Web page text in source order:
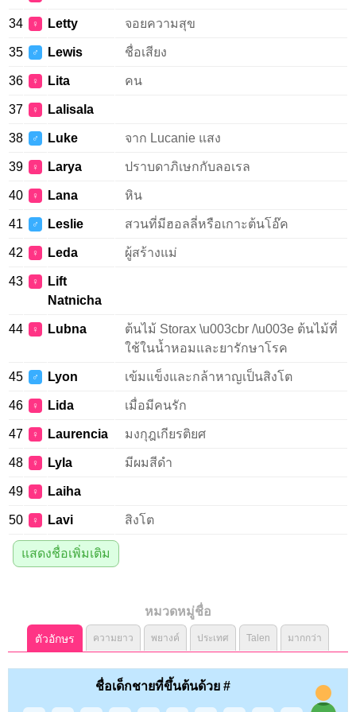
34 ♀ Letty จอยความสุข
35 ♂ Lewis ชื่อเสียง
36 ♀ Lita คน
37 ♀ Lalisala
38 ♂ Luke จาก Lucanie แสง
39 ♀ Larya ปราบดาภิเษกกับลอเรล
40 ♀ Lana หิน
41 ♂ Leslie สวนที่มีฮอลลี่หรือเกาะต้นโอ๊ค
42 ♀ Leda ผู้สร้างแม่
43 ♀
Lift
Natnicha
44 ♀ Lubna
ต้นไม้ Storax \u003cbr /\u003e ต้นไม้ที่
ใช้ในน้ำหอมและยารักษาโรค
45 ♂ Lyon เข้มแข็งและกล้าหาญเป็นสิงโต
46 ♀ Lida เมื่อมีคนรัก
47 ♀ Laurencia มงกุฎเกียรติยศ
48 ♀ Lyla มีผมสีดำ
49 ♀ Laiha
50 ♀ Lavi สิงโต
แสดงชื่อเพิ่มเติม
หมวดหมู่ชื่อ
ตัวอักษร ความยาว พยางค์ ประเทศ Talen มากกว่า
ชื่อเด็กชายที่ขึ้นต้นด้วย #